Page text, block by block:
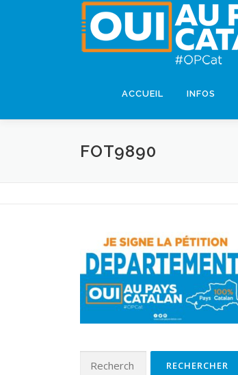
ACCUEIL INFOS
FOT9890